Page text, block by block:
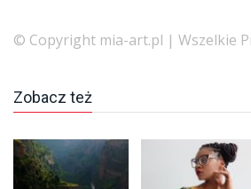
© Copyright mia-art.pl | Wszelkie
Zobacz też